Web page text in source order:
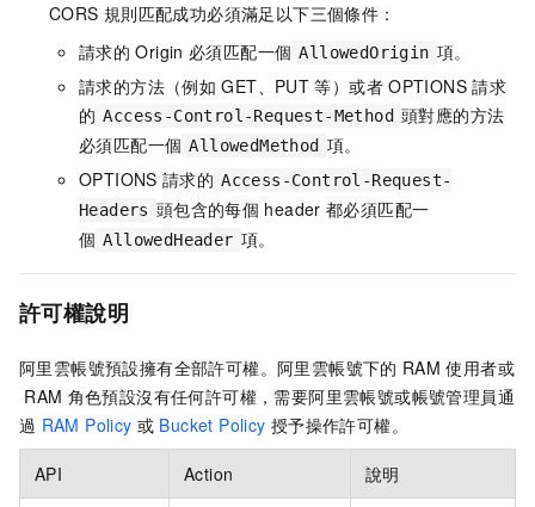
CORS 規則匹配成功必須滿足以下三個條件：
請求的 Origin 必須匹配一個 AllowedOrigin 項。
請求的方法（例如 GET、PUT 等）或者 OPTIONS 請求
的 Access-Control-Request-Method 頭對應的方法
必須匹配一個 AllowedMethod 項。
OPTIONS 請求的 Access-Control-Request-
Headers 頭包含的每個 header 都必須匹配一
個 AllowedHeader 項。
許可權說明
阿里雲帳號預設擁有全部許可權。阿里雲帳號下的 RAM 使用者或
RAM 角色預設沒有任何許可權，需要阿里雲帳號或帳號管理員通
過 RAM Policy 或 Bucket Policy 授予操作許可權。
API Action 說明